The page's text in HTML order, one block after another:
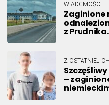
WIADOMOŚCI
Zaginione
z Prudnika.
Z OSTATNIEJ
–